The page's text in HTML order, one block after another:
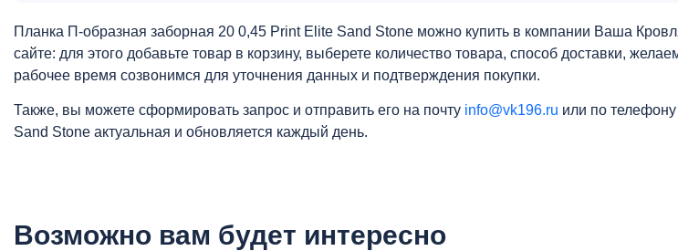
Планка П-образная заборная 20 0,45 Print Elite Sand Stone можно купить в компании Ваша
сайте: для этого добавьте товар в корзину, выберете количество товара, способ доставки,
рабочее время созвонимся для уточнения данных и подтверждения покупки.
Также, вы можете сформировать запрос и отправить его на почту info@vk196.ru или по телефону
Sand Stone актуальная и обновляется каждый день.
Возможно вам будет интересно